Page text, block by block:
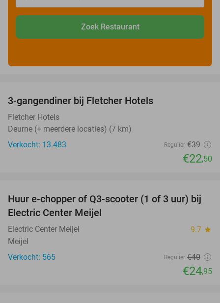
Zoek Restaurant
3-gangendiner bij Fletcher Hotels
Fletcher Hotels
Deurne (+ meerdere locaties) (7 km)
Verkocht: 13.483
Regulier €39
€22,50
38%
Huur e-chopper of Q3-scooter (1 of 3 uur) bij
Electric Center Meijel
Electric Center Meijel 9.7 star
Meijel
Verkocht: 565
Regulier €40
€24,95